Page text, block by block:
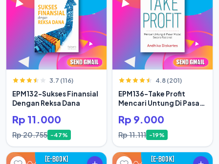
3.7 (116)
EPM132-Sukses Finansial
Dengan Reksa Dana
Rp 11.000
Rp 20.755 -47%
4.8 (201)
EPM136-Take Profit
Mencari Untung Di Pasar
Rp 9.000
Rp 11.111 -19%